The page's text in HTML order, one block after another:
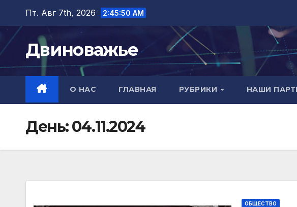
Перейти
содержимому
Пт. Авг 7th, 2026 2:45:51 AM
Двиноважье
О НАС ГЛАВНАЯ РУБРИКИ НАШИ
День:04.11.2024
ОБЩЕСТВО